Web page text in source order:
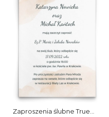
Zaproszenia ślubne True